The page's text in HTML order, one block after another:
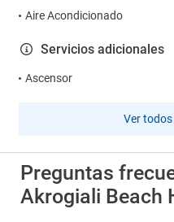
Aire Acondicionado
Servicios adicionales
Ascensor
Ver
Preguntas
Akrogiali Beach